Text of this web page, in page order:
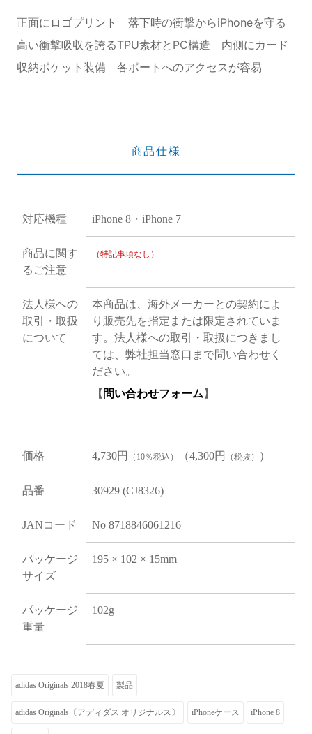
正面にロゴプリント 落下時の衝撃からiPhoneを守る
高い衝撃吸収を誇るTPU素材とPC構造 内側にカード
収納ポケット装備 各ポートへのアクセスが容易
商品仕様
対応機種 iPhone 8・iPhone 7
商品に関す
るご注意
（特記事項なし）
法人様への
取引・取扱
について
本商品は、海外メーカーとの契約によ
り販売先を指定または限定されていま
す。法人様への取引・取扱につきまし
ては、弊社担当窓口まで問い合わせく
ださい。
【 問い合わせフォーム 】
価格 4,730円 （10％税込） （4,300円 （税抜） ）
品番 30929 (CJ8326)
JANコード No 8718846061216
パッケージ
サイズ
195 × 102 × 15mm
パッケージ
重量
102g
adidas Originals 2018春夏 製品
adidas Originals〔アディダス オリジナルス〕 iPhoneケース iPhone 8